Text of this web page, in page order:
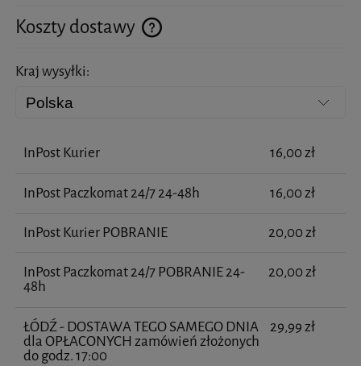
Koszty dostawy
Cena nie zawiera ewentualnych kosztów płatności
Kraj wysyłki:
InPost Kurier 16,00 zł
InPost Paczkomat 24/7 24-48h 16,00 zł
InPost Kurier POBRANIE 20,00 zł
InPost Paczkomat 24/7 POBRANIE 24-
48h
20,00 zł
ŁÓDŹ - DOSTAWA TEGO SAMEGO DNIA
dla OPŁACONYCH zamówień złożonych
do godz. 17:00
29,99 zł